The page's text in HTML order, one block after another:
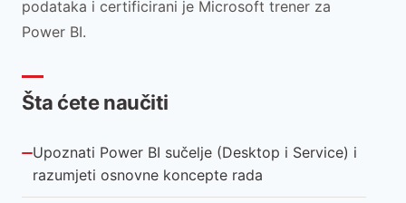
podataka i certificirani je Microsoft trener za
Power BI.
Šta ćete naučiti
Upoznati Power BI sučelje (Desktop i Service) i
razumjeti osnovne koncepte rada